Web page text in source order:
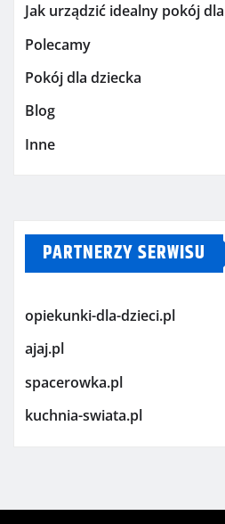
Jak urządzić idealny pokój
Polecamy
Pokój dla dziecka
Blog
Inne
PARTNERZY SERWISU
opiekunki-dla-dzieci.pl
ajaj.pl
spacerowka.pl
kuchnia-swiata.pl